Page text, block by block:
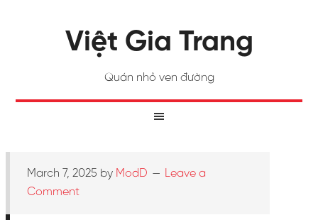
Việt Gia Trang
Quán nhỏ ven đường
March 7, 2025 by ModD
Leave a
Comment